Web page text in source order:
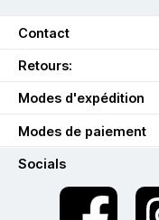
Contact
Retours:
Modes d'expédition
Modes de paiement
Socials